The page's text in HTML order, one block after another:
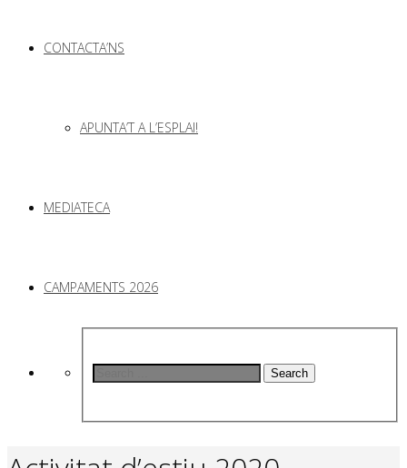
CONTACTA’NS
APUNTA’T A L’ESPLAI!
MEDIATECA
CAMPAMENTS 2026
Search